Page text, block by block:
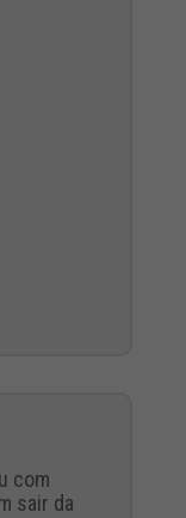
com
sair da